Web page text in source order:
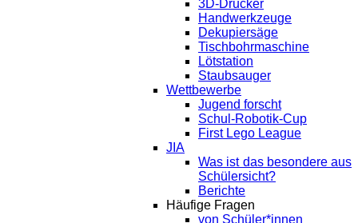
3D-Drucker
Handwerkzeuge
Dekupiersäge
Tischbohrmaschine
Lötstation
Staubsauger
Wettbewerbe
Jugend forscht
Schul-Robotik-Cup
First Lego League
JIA
Was ist das besondere aus
Schülersicht?
Berichte
Häufige Fragen
von Schüler*innen